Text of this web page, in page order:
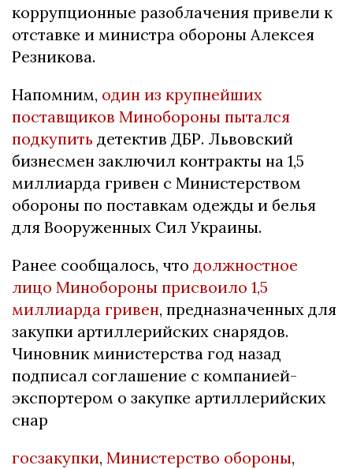
коррупционные разоблачения привели к
отставке и министра обороны Алексея
Резникова.
Напомним, один из крупнейших
поставщиков Минобороны пытался
подкупить детектив ДБР. Львовский
бизнесмен заключил контракты на 1,5
миллиарда гривен с Министерством
обороны по поставкам одежды и белья
для Вооруженных Сил Украины.
Ранее сообщалось, что должностное
лицо Минобороны присвоило 1,5
миллиарда гривен, предназначенных для
закупки артиллерийских снарядов.
Чиновник министерства год назад
подписал соглашение с компанией-
экспортером о закупке артиллерийских
снар
госзакупки, Министерство обороны,